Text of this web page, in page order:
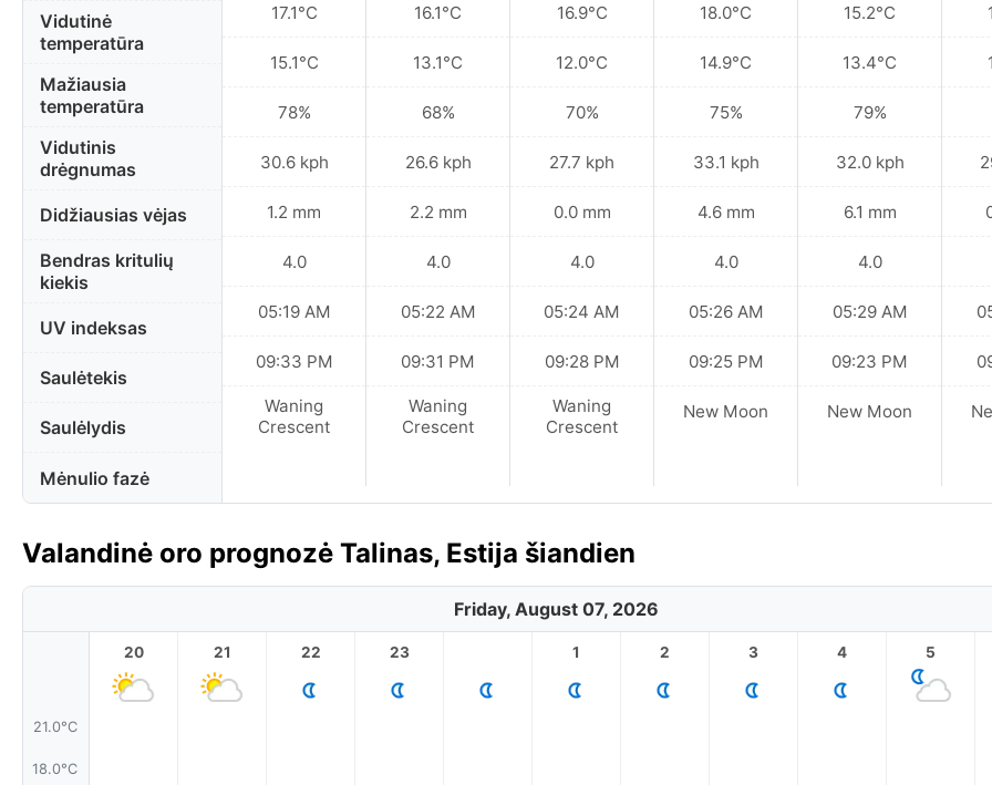
Vidutinė
temperatūra
Mažiausia
temperatūra
Vidutinis
drėgnumas
Didžiausias vėjas
Bendras kritulių
kiekis
UV indeksas
Saulėtekis
Saulėlydis
Mėnulio fazė
17.1°C
15.1°C
78%
30.6 kph
1.2 mm
4.0
05:19 AM
09:33 PM
Waning
Crescent
16.1°C
13.1°C
68%
26.6 kph
2.2 mm
4.0
05:22 AM
09:31 PM
Waning
Crescent
16.9°C
12.0°C
70%
27.7 kph
0.0 mm
4.0
05:24 AM
09:28 PM
Waning
Crescent
18.0°C
14.9°C
75%
33.1 kph
4.6 mm
4.0
05:26 AM
09:25 PM
New Moon
15.2°C
13.4°C
79%
32.0 kph
6.1 mm
4.0
05:29 AM
09:23 PM
New Moon
Valandinė oro prognozė Talinas, Estija šiandien
Friday, August 07, 2026
21.0°C
18.0°C
20 21 22 23 1 2 3 4 5